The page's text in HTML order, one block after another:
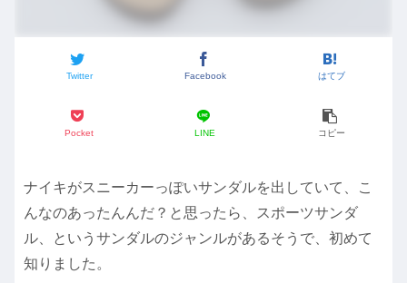
Twitter Facebook はてブ
Pocket LINE コピー
ナイキがスニーカーっぽいサンダルを出していて、こ
んなのあったんんだ？と思ったら、スポーツサンダ
ル、というサンダルのジャンルがあるそうで、初めて
知りました。